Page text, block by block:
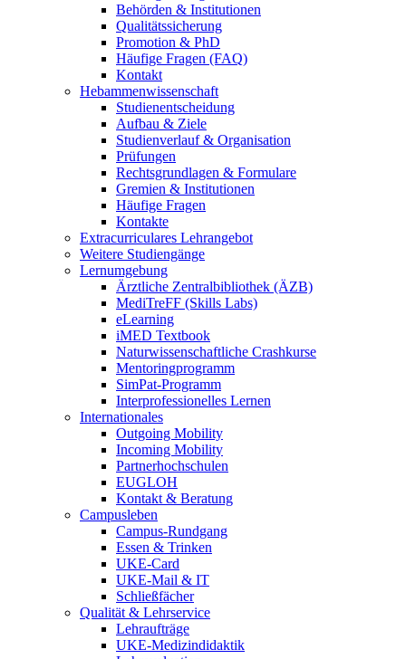
Behörden & Institutionen
Qualitätssicherung
Promotion & PhD
Häufige Fragen (FAQ)
Kontakt
Hebammenwissenschaft
Studienentscheidung
Aufbau & Ziele
Studienverlauf & Organisation
Prüfungen
Rechtsgrundlagen & Formulare
Gremien & Institutionen
Häufige Fragen
Kontakte
Extracurriculares Lehrangebot
Weitere Studiengänge
Lernumgebung
Ärztliche Zentralbibliothek (ÄZB)
MediTreFF (Skills Labs)
eLearning
iMED Textbook
Naturwissenschaftliche Crashkurse
Mentoringprogramm
SimPat-Programm
Interprofessionelles Lernen
Internationales
Outgoing Mobility
Incoming Mobility
Partnerhochschulen
EUGLOH
Kontakt & Beratung
Campusleben
Campus-Rundgang
Essen & Trinken
UKE-Card
UKE-Mail & IT
Schließfächer
Qualität & Lehrservice
Lehraufträge
UKE-Medizindidaktik